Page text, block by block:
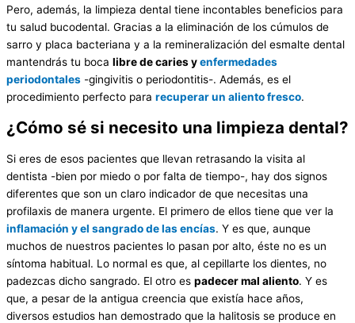
Pero, además, la limpieza dental tiene incontables beneficios para
tu salud bucodental. Gracias a la eliminación de los cúmulos de
sarro y placa bacteriana y a la remineralización del esmalte dental
mantendrás tu boca libre de caries yenfermedades
periodontales -gingivitis o periodontitis-. Además, es el
procedimiento perfecto para recuperar un aliento fresco.
¿Cómo sé si necesito una limpieza dental?
Si eres de esos pacientes que llevan retrasando la visita al
dentista -bien por miedo o por falta de tiempo-, hay dos signos
diferentes que son un claro indicador de que necesitas una
profilaxis de manera urgente. El primero de ellos tiene que ver la
inflamación y el sangrado de las encías. Y es que, aunque
muchos de nuestros pacientes lo pasan por alto, éste no es un
síntoma habitual. Lo normal es que, al cepillarte los dientes, no
padezcas dicho sangrado. El otro es padecer mal aliento. Y es
que, a pesar de la antigua creencia que existía hace años,
diversos estudios han demostrado que la halitosis se produce en